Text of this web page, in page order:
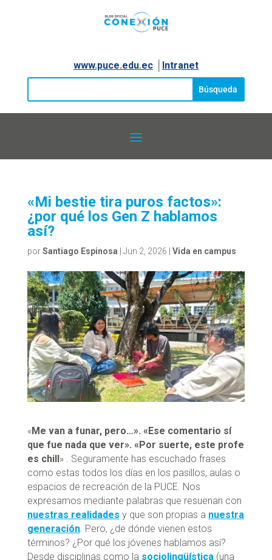
www.puce.edu.ec│ Intranet
«Mi bestie tira puros factos»:
¿por qué los Gen Z hablamos
así?
porSantiago Espinosa Jun 2, 2026 Vida en campus
«Me van a funar, pero…». «Ese comentario sí
que fue nada que ver». «Por suerte, este profe
es chill » . Seguramente has escuchado frases
como estas todos los días en los pasillos, aulas o
espacios de recreación de la PUCE. Nos
expresamos mediante palabras que resuenan con
nuestras realidades y que son propias a nuestra
generación. Pero, ¿de dónde vienen estos
términos? ¿Por qué los jóvenes hablamos así?
Desde disciplinas como la sociolingüística (una